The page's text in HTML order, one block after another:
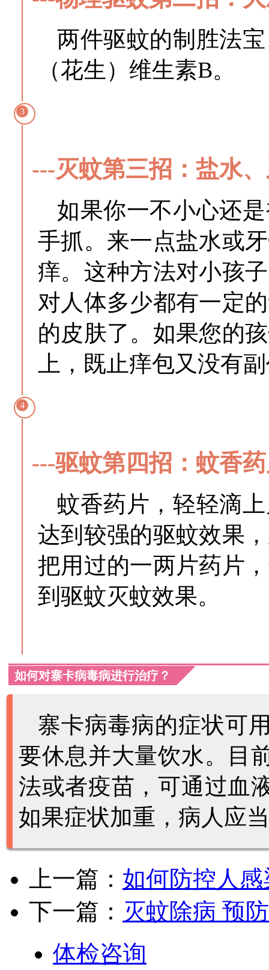
两件驱蚊的制胜法
（花生）维生素B。
3
---灭蚊第三招：盐水
如果你一不小心还
手抓。来一点盐水或
痒。这种方法对小孩
对人体多少都有一定
的皮肤了。如果您的
上，既止痒包又没有
4
---驱蚊第四招：蚊香
蚊香药片，轻轻滴
达到较强的驱蚊效果
把用过的一两片药片
到驱蚊灭蚊效果。
如何对寨卡病毒病进行治疗？
寨卡病毒病的症状可
要休息并大量饮水。
目
法或者疫苗，可通过血
如果症状加重，病人应
上一篇： 如何防控人
下一篇： 灭蚊除病 预
体检咨询